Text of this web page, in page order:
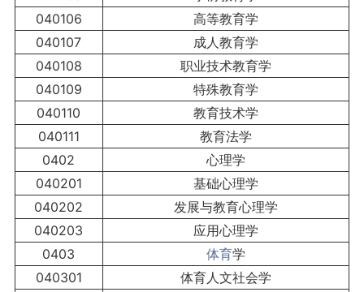
040106
高等教育学
040107
成人教育学
040108
职业技术教育学
040109
特殊教育学
040110
教育技术学
040111
教育法学
0402
心理学
040201
基础心理学
040202
发展与教育心理学
040203
应用心理学
0403
体育学
040301
体育人文社会学